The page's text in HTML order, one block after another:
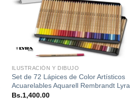
ILUSTRACIÓN Y DIBUJO
Set de 72 Lápices de Color Artísticos
Acuarelables Aquarell Rembrandt Lyra
Bs.1,400.00